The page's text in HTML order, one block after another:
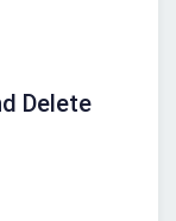
Delete